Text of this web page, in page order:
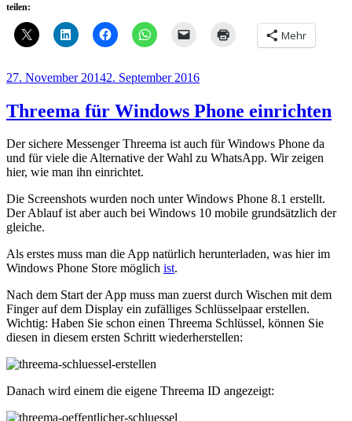
teilen:
Mehr
Veröffentlicht
27. November 20142. September 2016
Threema für Windows Phone einrichten
Der sichere Messenger Threema ist auch für Windows Phone da
und für viele die Alternative der Wahl zu WhatsApp. Wir zeigen
hier, wie man ihn einrichtet.
Die Screenshots wurden noch unter Windows Phone 8.1 erstellt.
Der Ablauf ist aber auch bei Windows 10 mobile grundsätzlich der
gleiche.
Als erstes muss man die App natürlich herunterladen, was hier im
Windows Phone Store möglich ist.
Nach dem Start der App muss man zuerst durch Wischen mit dem
Finger auf dem Display ein zufälliges Schlüsselpaar erstellen.
Wichtig: Haben Sie schon einen Threema Schlüssel, können Sie
diesen in diesem ersten Schritt wiederherstellen:
Danach wird einem die eigene Threema ID angezeigt: